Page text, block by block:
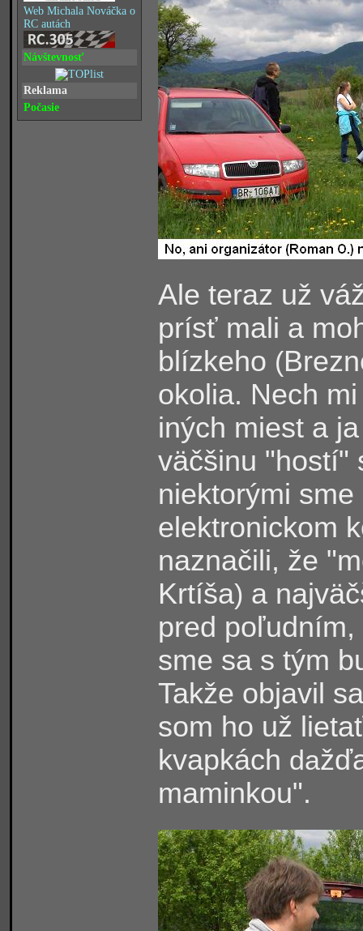
Web Michala Nováčka o
RC autách
Návštevnosť
Reklama
Počasie
Ale teraz už
prísť mali a
blízkeho (
okolia. Nech
iných miest a
väčšinu "hostí"
niektorými
elektronickom
naznačili, že
Krtíša) a
pred
sme sa s tým
Takže objavil
som ho už
kvapkách da
maminkou".